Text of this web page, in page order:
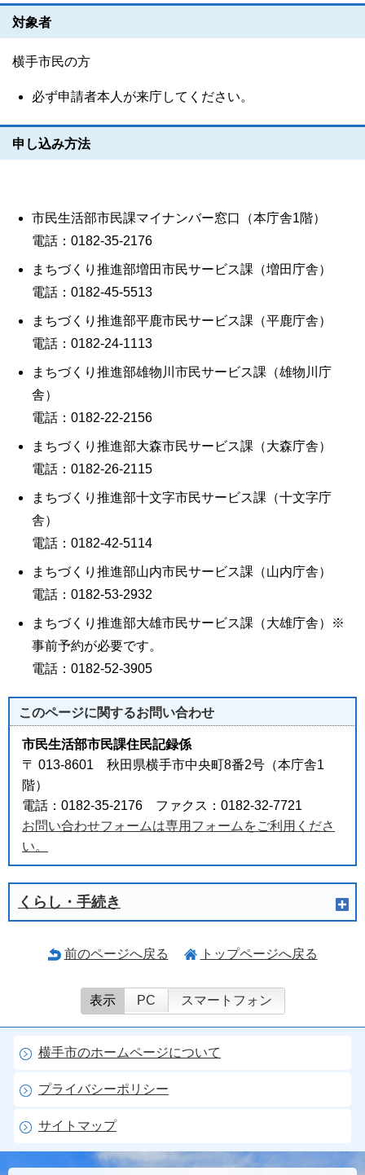
対象者
横手市民の方
必ず申請者本人が来庁してください。
申し込み方法
市民生活部市民課マイナンバー窓口（本庁舎1階）
電話：0182-35-2176
まちづくり推進部増田市民サービス課（増田庁舎）
電話：0182-45-5513
まちづくり推進部平鹿市民サービス課（平鹿庁舎）
電話：0182-24-1113
まちづくり推進部雄物川市民サービス課（雄物川庁
舎）
電話：0182-22-2156
まちづくり推進部大森市民サービス課（大森庁舎）
電話：0182-26-2115
まちづくり推進部十文字市民サービス課（十文字庁
舎）
電話：0182-42-5114
まちづくり推進部山内市民サービス課（山内庁舎）
電話：0182-53-2932
まちづくり推進部大雄市民サービス課（大雄庁舎）※
事前予約が必要です。
電話：0182-52-3905
このページに関するお問い合わせ
市民生活部市民課住民記録係
〒 013-8601 秋田県横手市中央町8番2号（本庁舎1
階）
電話：0182-35-2176 ファクス：0182-32-7721
お問い合わせフォームは専用フォームをご利用くださ
い。
くらし・手続き
前のページへ戻る トップページへ戻る
表示 PC スマートフォン
横手市のホームページについて
プライバシーポリシー
サイトマップ